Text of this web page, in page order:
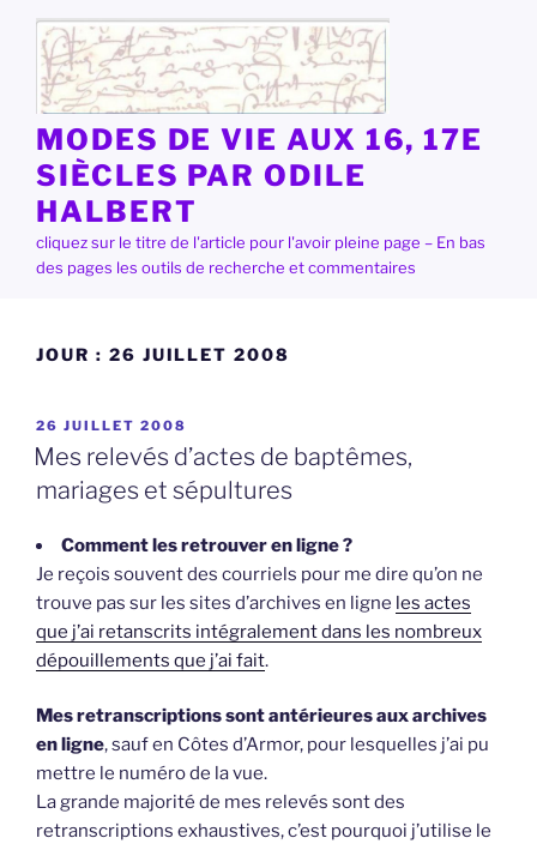
contenu
principal
MODES DE VIE AUX 16, 17E
SIÈCLES PAR ODILE
HALBERT
cliquez sur le titre de l'article pour l'avoir pleine page – En bas
des pages les outils de recherche et commentaires
JOUR : 26 JUILLET 2008
PUBLIÉ
LE
26 JUILLET 2008
Mes relevés d’actes de baptêmes,
mariages et sépultures
Comment les retrouver en ligne ?
Je reçois souvent des courriels pour me dire qu’on ne
trouve pas sur les sites d’archives en ligne les actes
que j’ai retanscrits intégralement dans les nombreux
dépouillements que j’ai fait.
Mes retranscriptions sont antérieures aux archives
en ligne, sauf en Côtes d’Armor, pour lesquelles j’ai pu
mettre le numéro de la vue.
La grande majorité de mes relevés sont des
retranscriptions exhaustives, c’est pourquoi j’utilise le